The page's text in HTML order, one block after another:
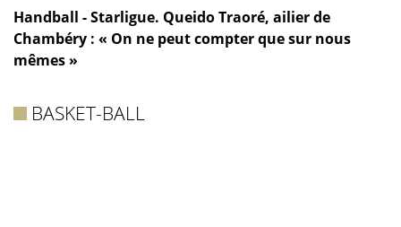
Handball - Starligue. Queido Traoré, ailier de
Chambéry : « On ne peut compter que sur nous
mêmes »
BASKET-BALL